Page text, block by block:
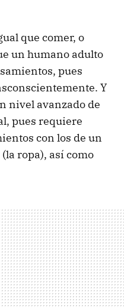
que comer, o
un humano adulto
pues
Y
nivel avanzado de
pues requiere
con los de un
ropa), así como